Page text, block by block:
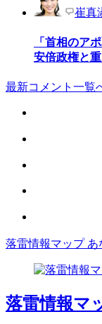
崔真
「首相のア
安倍政権と
最新コメント一覧
落雷情報マップ あ
落雷情報マ